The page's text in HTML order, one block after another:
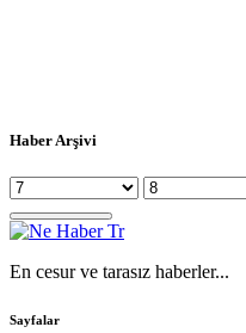
Haber Arşivi
En cesur ve tarasız haberler...
Sayfalar